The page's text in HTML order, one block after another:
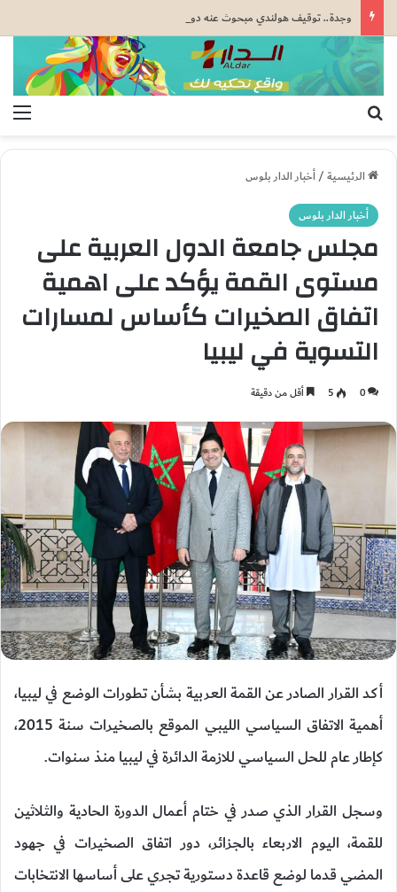
الرئيسية/أخبار الدار بلوس
أخبار الدار بلوس
مجلس جامعة الدول العربية على
مستوى القمة يؤكد على اهمية
اتفاق الصخيرات كأساس لمسارات
التسوية في ليبيا
0
5 أقل من دقيقة
أكد القرار الصادر عن القمة العربية بشأن تطورات الوضع في ليبيا،
أهمية الاتفاق السياسي الليبي الموقع بالصخيرات سنة 2015،
كإطار عام للحل السياسي للازمة الدائرة في ليبيا منذ سنوات.
وسجل القرار الذي صدر في ختام أعمال الدورة الحادية والثلاثين
للقمة، اليوم الاربعاء بالجزائر، دور اتفاق الصخيرات في جهود
المضي قدما لوضع قاعدة دستورية تجري على أساسها الانتخابات